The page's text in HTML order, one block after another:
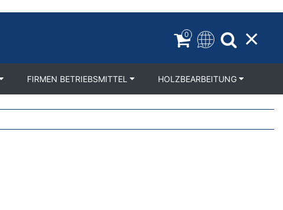
0
FIRMEN BETRIEBSMITTEL HOLZBEARBEITUNG